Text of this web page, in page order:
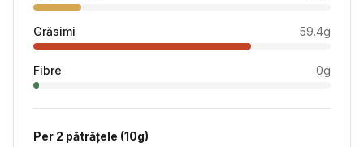
Grăsimi 59.4g
Fibre 0g
Per 2 pătrățele (10g)